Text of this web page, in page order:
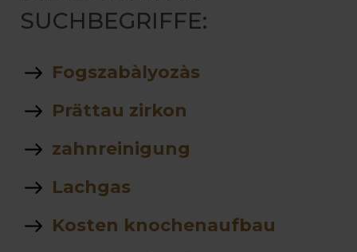
SUCHBEGRIFFE:
Fogszabàlyozàs
Prättau zirkon
zahnreinigung
Lachgas
Kosten knochenaufbau